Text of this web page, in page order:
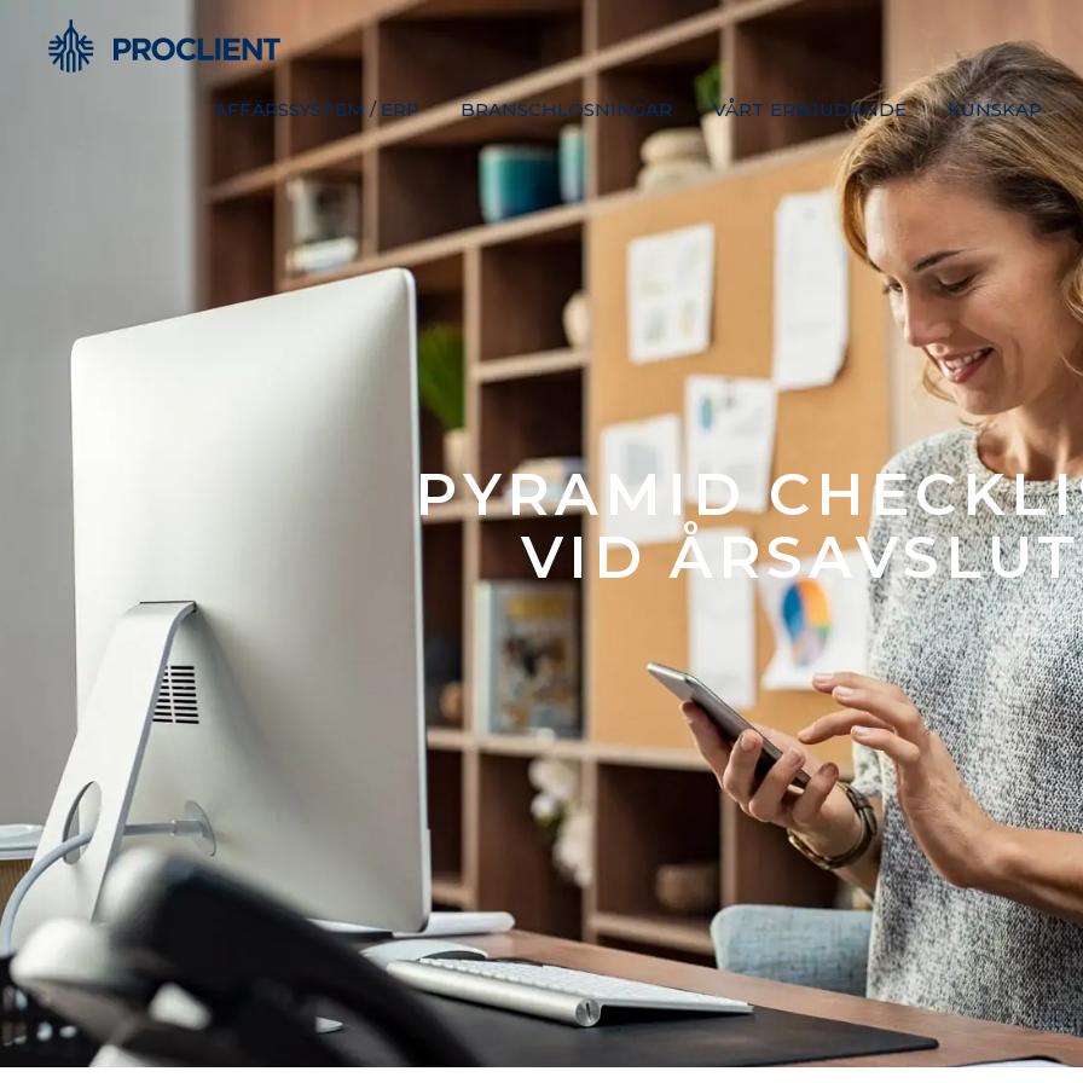
AFFÄRSSYSTEM / ERP BRANSCHLÖSNINGAR VÅRT ERBJUDANDE KUNSKAP
PYRAMID
VID